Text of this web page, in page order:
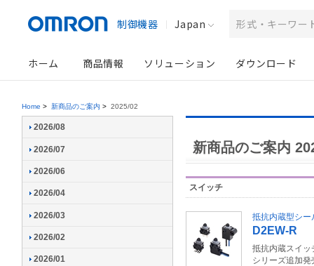
制御機器 Japan
ホーム 商品情報 ソリューション ダウンロード
Home > 新商品のご案内 > 2025/02
新商品のご案内
スイッチ
抵抗内蔵型シー
D2EW-R
抵抗内蔵スイ
シリーズ追加発
2026/08
2026/07
2026/06
2026/04
2026/03
2026/02
2026/01